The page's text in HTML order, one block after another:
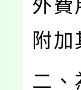
外費
附加
二、